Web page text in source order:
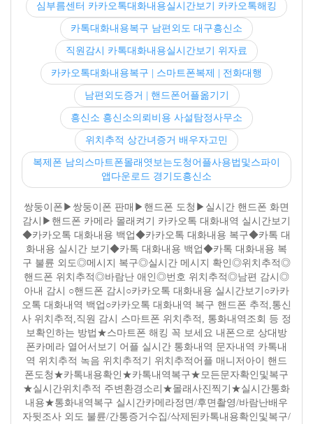
심부름센터 카카오톡대화내용실시간보기 카카오톡해킹
카톡대화내용복구 남편외도 대구흥신소
직원감시 카톡대화내용실시간보기 위자료
카카오톡대화내용복구 | 스마트폰복제 | 전화대행
남편외도증거 | 핸드폰어플옮기기
흥신소 흥신소의뢰비용 사설탐정사무소
위치추적 상간녀증거 배우자고민
복제폰 남의스마트폰몰래엿보는도청어플사용법및스파이
앱다운로드 경기도흥신소
쌍둥이폰▶쌍둥이폰 판매▶핸드폰 도청▶실시간 핸드폰 화면
감시▶핸드폰 카메라 몰래켜기 카카오톡 대화내역 실시간보기
◆카카오톡 대화내용 백업◆카카오톡 대화내용 복구◆카톡 대
화내용 실시간 보기◆카톡 대화내용 백업◆카톡 대화내용 복
구 불륜 외도◎메시지 복구◎실시간 메시지 확인◎위치추적◎
핸드폰 위치추적◎바람난 애인◎번호 위치추적◎남편 감시◎
아내 감시 ○핸드폰 감시○카카오톡 대화내용 실시간보기○카카
오톡 대화내역 백업○카카오톡 대화내역 복구 핸드폰 추적,통신
사 위치추적,직원 감시 스마트폰 위치추적, 통화내역조회 등 정
보확인하는 방법★스마트폰 해킹 꼭 보세요 내폰으로 상대방
폰카메라 열어서보기 어플 실시간 통화내역 문자내역 카톡내
역 위치추적 녹음 위치추적기 위치추적어플 매니저아이 핸드
폰도청★카톡내용확인★카톡내역복구★모든문자확인및복구
★실시간위치추적 주변환경소리★몰래사진찍기★실시간통화
내용★통화내역복구 실시간카메라정면/후면촬영/바람난배우
자뒷조사 외도 불륜/간통증거수집/삭제된카톡내용확인및복구/